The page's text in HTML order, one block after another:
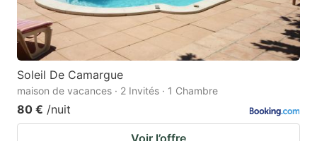
Soleil De Camargue
maison de vacances · 2 Invités · 1 Chambre
80 € /nuit
Voir l’offre